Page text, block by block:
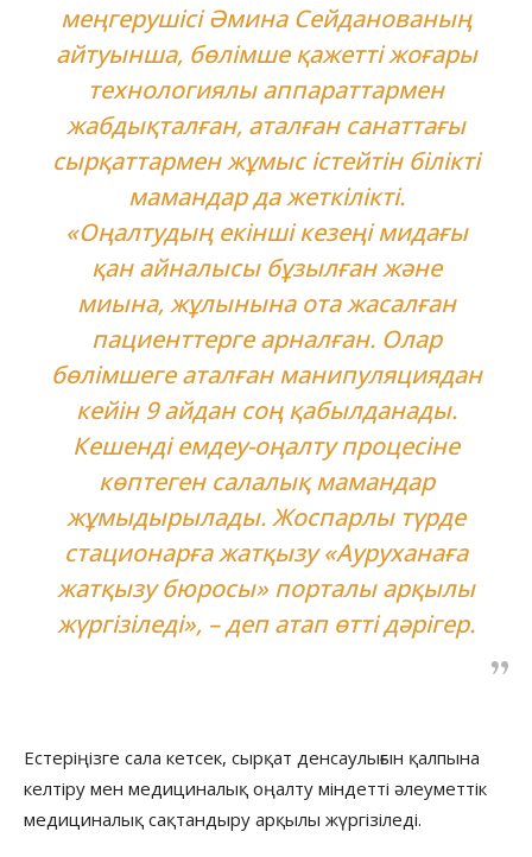
меңгерушісі Әмина Сейданованың
айтуынша, бөлімше қажетті жоғары
технологиялы аппараттармен
жабдықталған, аталған санаттағы
сырқаттармен жұмыс істейтін білікті
мамандар да жеткілікті.
«Оңалтудың екінші кезеңі мидағы
қан айналысы бұзылған және
миына, жұлынына ота жасалған
пациенттерге арналған. Олар
бөлімшеге аталған манипуляциядан
кейін 9 айдан соң қабылданады.
Кешенді емдеу-оңалту процесіне
көптеген салалық мамандар
жұмыдырылады. Жоспарлы түрде
стационарға жатқызу «Ауруханаға
жатқызу бюросы» порталы арқылы
жүргізіледі», – деп атап өтті дәрігер.
Естеріңізге сала кетсек, сырқат денсаулығын қалпына
келтіру мен медициналық оңалту міндетті әлеуметтік
медициналық сақтандыру арқылы жүргізіледі.